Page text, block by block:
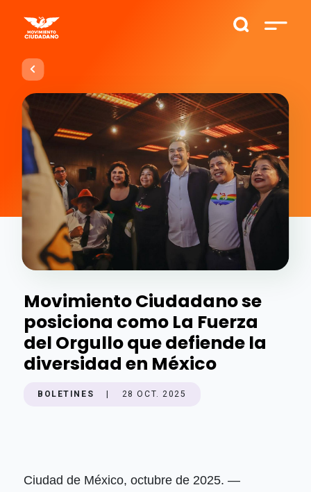
Movimiento Ciudadano se
posiciona como La Fuerza
del Orgullo que defiende la
diversidad en México
BOLETINES 28 OCT. 2025
Ciudad de México, octubre de 2025. —